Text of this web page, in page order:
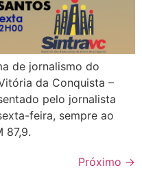
de jornalismo do
da Conquista –
pelo jornalista
feira, sempre ao
87,9.
Próximo →